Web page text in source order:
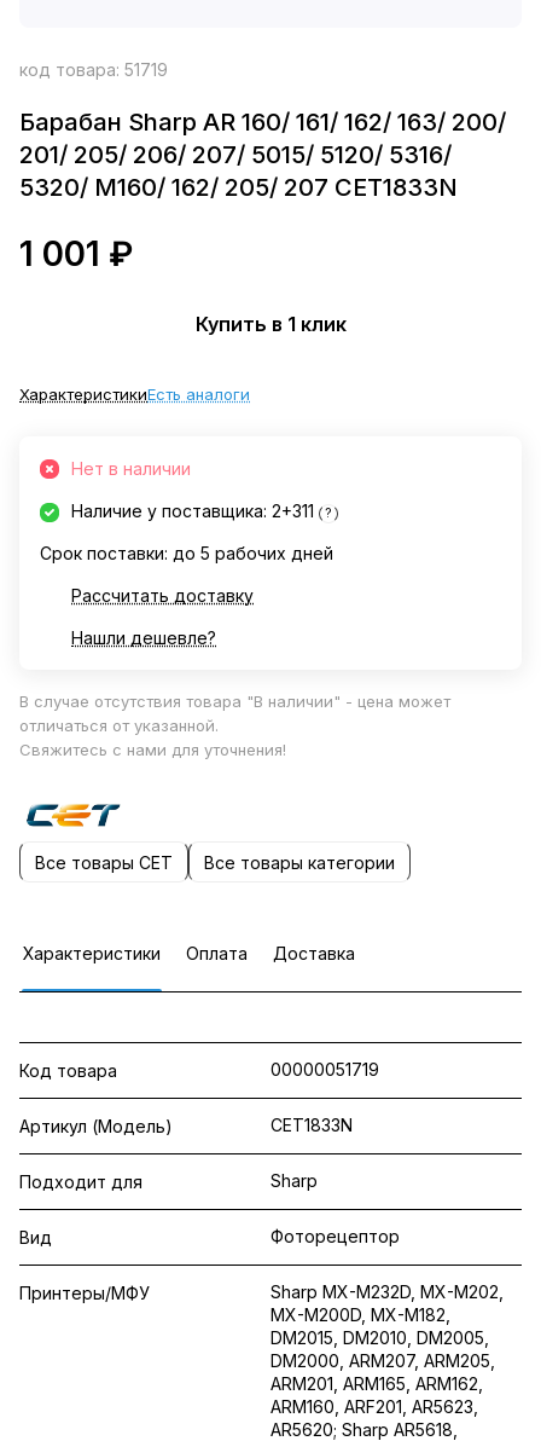
код товара: 51719
Барабан Sharp AR 160/ 161/ 162/ 163/ 200/
201/ 205/ 206/ 207/ 5015/ 5120/ 5316/
5320/ M160/ 162/ 205/ 207 CET1833N
1 001 ₽
Купить в 1 клик
ХарактеристикиЕсть аналоги
Нет в наличии
Наличие у поставщика: 2+311 ?
Срок поставки: до 5 рабочих дней
Рассчитать доставку
Нашли дешевле?
В случае отсутствия товара "В наличии" - цена может
отличаться от указанной.
Свяжитесь с нами для уточнения!
Все товары CET Все товары категории
Характеристики Оплата Доставка
Код товара 00000051719
Артикул (Модель) CET1833N
Подходит для Sharp
Вид Фоторецептор
Принтеры/МФУ
Sharp MX-M232D, MX-M202,
MX-M200D, MX-M182,
DM2015, DM2010, DM2005,
DM2000, ARM207, ARM205,
ARM201, ARM165, ARM162,
ARM160, ARF201, AR5623,
AR5620; Sharp AR5618,